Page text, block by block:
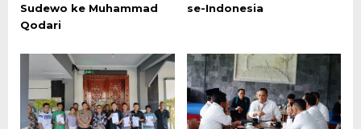
Sudewo ke Muhammad
Qodari
se-Indonesia